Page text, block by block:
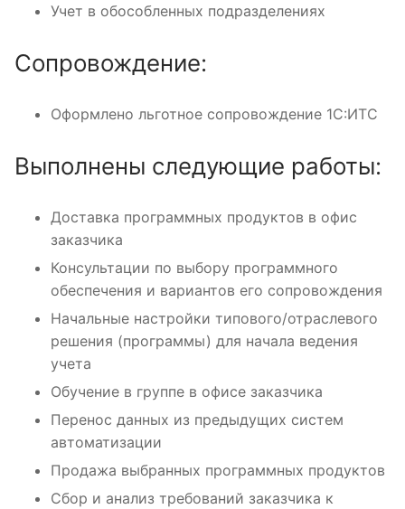
Учет в обособленных подразделениях
Сопровождение:
Оформлено льготное сопровождение 1С:ИТС
Выполнены следующие работы:
Доставка программных продуктов в офис
заказчика
Консультации по выбору программного
обеспечения и вариантов его сопровождения
Начальные настройки типового/отраслевого
решения (программы) для начала ведения
учета
Обучение в группе в офисе заказчика
Перенос данных из предыдущих систем
автоматизации
Продажа выбранных программных продуктов
Сбор и анализ требований заказчика к